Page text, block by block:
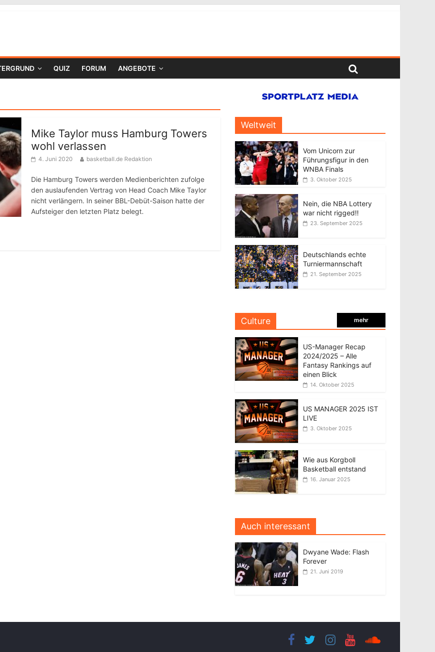
QUIZ FORUM ANGEBOTE
Mike Taylor muss Hamburg Towers
wohl verlassen
4. Juni 2020 basketball.de Redaktion
Die Hamburg Towers werden Medienberichten zufolge
den auslaufenden Vertrag von Head Coach Mike Taylor
nicht verlängern. In seiner BBL-Debüt-Saison hatte der
Aufsteiger den letzten Platz belegt.
Weltweit
Vom Unicorn zur
Führungsfigur in den
WNBA Finals
3. Oktober 2025
Nein, die NBA Lottery
war nicht rigged!!
23. September 2025
Deutschlands echte
Turniermannschaft
21. September 2025
Culture mehr
US-Manager Recap
2024/2025 – Alle
Fantasy Rankings auf
einen Blick
14. Oktober 2025
US MANAGER 2025 IST
LIVE
3. Oktober 2025
Wie aus Korgboll
Basketball entstand
16. Januar 2025
Auch interessant
Dwyane Wade: Flash
Forever
21. Juni 2019